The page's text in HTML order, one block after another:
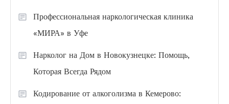
Профессиональная наркологическая клиника
«МИРА» в Уфе
Нарколог на Дом в Новокузнецке: Помощь,
Которая Всегда Рядом
Кодирование от алкоголизма в Кемерово: